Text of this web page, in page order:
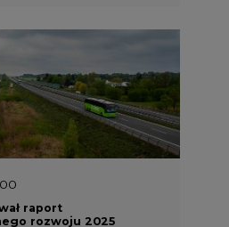
raport
rozwoju 2025